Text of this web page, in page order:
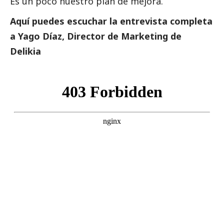
Aquí puedes escuchar la entrevista completa
a Yago Díaz, Director de Marketing de
Delikia